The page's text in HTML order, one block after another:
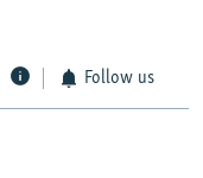
Follow us